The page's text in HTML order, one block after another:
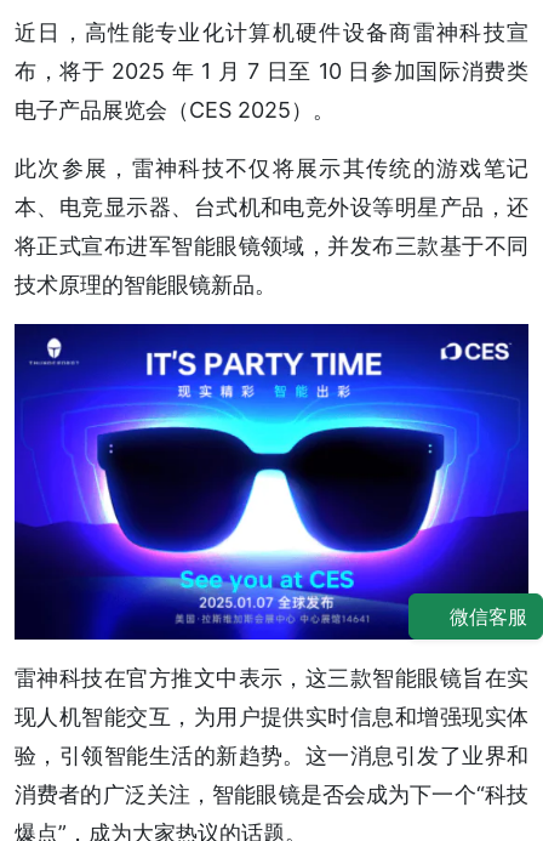
近日，高性能专业化计算机硬件设备商雷神科技宣
布，将于 2025 年 1 月 7 日至 10 日参加国际消费类
电子产品展览会（CES 2025）。
此次参展，雷神科技不仅将展示其传统的游戏笔记
本、电竞显示器、台式机和电竞外设等明星产品，还
将正式宣布进军智能眼镜领域，并发布三款基于不同
技术原理的智能眼镜新品。
雷神科技在官方推文中表示，这三款智能眼镜旨在实
现人机智能交互，为用户提供实时信息和增强现实体
验，引领智能生活的新趋势。这一消息引发了业界和
消费者的广泛关注，智能眼镜是否会成为下一个“科技
爆点”，成为大家热议的话题。
微信客服